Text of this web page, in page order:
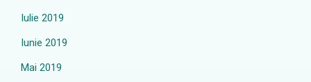
Iulie 2019
Iunie 2019
Mai 2019